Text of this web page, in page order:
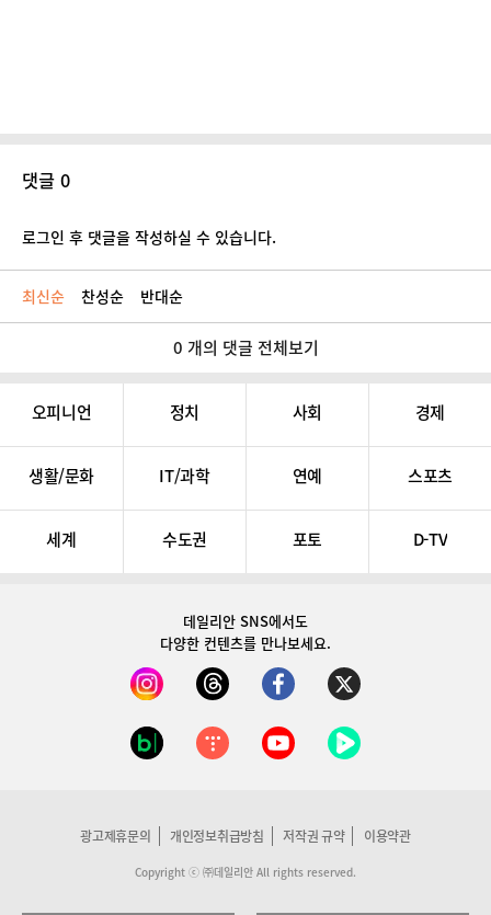
댓글 0
로그인 후 댓글을 작성하실 수 있습니다.
최신순 찬성순 반대순
0 개의 댓글 전체보기
오피니언 정치 사회 경제
생활/문화 IT/과학 연예 스포츠
세계 수도권 포토 D-TV
데일리안 SNS에서도
다양한 컨텐츠를 만나보세요.
광고제휴문의 개인정보취급방침 저작권 규약 이용약관
Copyright ⓒ ㈜데일리안 All rights reserved.